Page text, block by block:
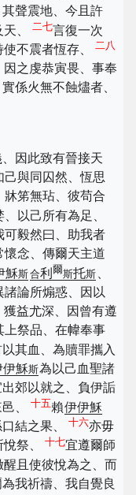
聲震地、今且許
、
二七言復一次
不震者恆存、 二八
之虔恭寅畏、事奉
係火無不蝕燼者、
因此致有晉接天
己與同囚然、恆思
牀笫無玷、彼苟合
以己所有為足、
可毅然曰、助我者
懷念、傳爾天主道
穌斯合利 爾斯托斯
諸論所煽惑、因以
益尤深、因曾有遵
上祭品、在幃奉事
其血、為贖罪攜入
伊穌斯為以己血聖諸
郊以就之、負伊詬
、 十五賴伊伊穌
結之果、 十六亦毋
祭、 十七宜遵爾師
且使彼悅為之、而
我祈禱、我自覺良